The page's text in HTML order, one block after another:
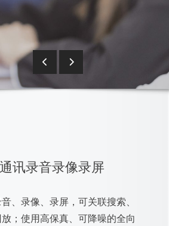
讯录音录像录屏
、录像、录屏，可关联搜索、
；使用高保真、可降噪的全向